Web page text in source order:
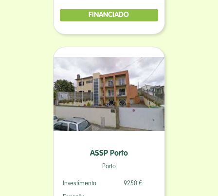
FINANCIADO
ASSP Porto
Porto
Investimento 9250 €